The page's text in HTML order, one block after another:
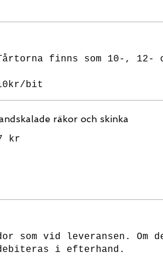
Tårtorna finns som 10-,
bit
räkor och skinka
kr
som vid leveransen.
i efterhand.